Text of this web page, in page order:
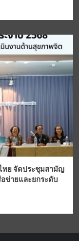
ทย จัดประชุมสามัญ
อข่ายและยกระดับ